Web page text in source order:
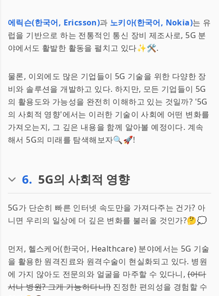
에릭슨(한국어, Ericsson)과 노키아(한국어, Nokia)는 유
럽을 기반으로 하는 전통적인 통신 장비 제조사로, 5G 분
야에서도 활발한 활동을 펼치고 있다✨🛠.
물론, 이외에도 많은 기업들이 5G 기술을 위한 다양한 장
비와 솔루션을 개발하고 있다. 하지만, 모든 기업들이 5G
의 활용도와 가능성을 완전히 이해하고 있는 것일까? '5G
의 사회적 영향'에서는 이러한 기술이 사회에 어떤 변화를
가져오는지, 그 깊은 내용을 함께 알아볼 예정이다. 계속
해서 5G의 미래를 탐색해보자🔍🚀!
6. 5G의 사회적 영향
5G가 단순히 빠른 인터넷 속도만을 가져다주는 건가? 아
니면 우리의 일상에 더 깊은 변화를 불러올 것인가?🤔💭
먼저, 헬스케어(한국어, Healthcare) 분야에서는 5G 기술
을 활용한 원격진료와 원격수술이 현실화되고 있다. 병원
에 가지 않아도 전문의와 얼굴을 마주할 수 있다니,(어디
서나 병원? 그게 가능하다니!)진정한 편의성을 경험할 수